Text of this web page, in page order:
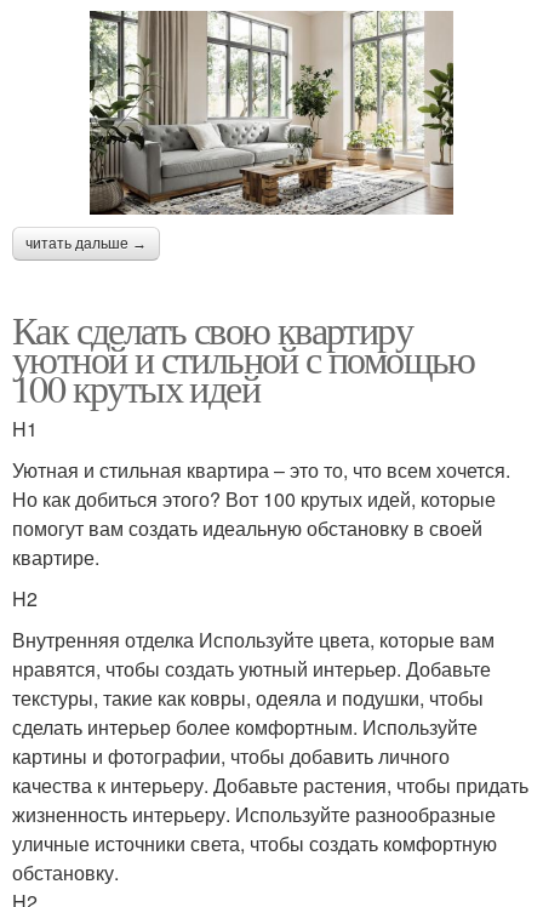
читать дальше →
Как сделать свою квартиру
уютной и стильной с помощью
100 крутых идей
H1
Уютная и стильная квартира – это то, что всем хочется.
Но как добиться этого? Вот 100 крутых идей, которые
помогут вам создать идеальную обстановку в своей
квартире.
H2
Внутренняя отделка Используйте цвета, которые вам
нравятся, чтобы создать уютный интерьер. Добавьте
текстуры, такие как ковры, одеяла и подушки, чтобы
сделать интерьер более комфортным. Используйте
картины и фотографии, чтобы добавить личного
качества к интерьеру. Добавьте растения, чтобы придать
жизненность интерьеру. Используйте разнообразные
уличные источники света, чтобы создать комфортную
обстановку.
H2